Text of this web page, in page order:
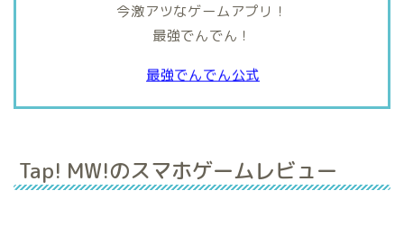
今激アツなゲームアプリ！
最強でんでん！
最強でんでん公式
Tap! MW!のスマホゲームレビュー